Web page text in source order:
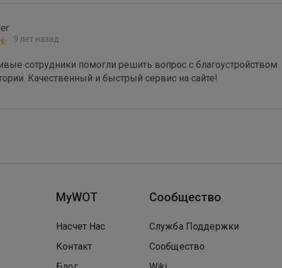
9 лет назад
сотрудники помогли решить вопрос с благоустройством
Качественный и быстрый сервис на сайте!
MyWOT
Насчет Нас
Контакт
Сообщество
Служба Поддержки
Сообщество